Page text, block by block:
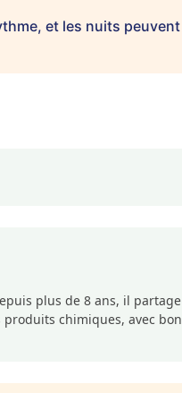
et les nuits peuvent
plus de 8 ans, il partage
produits chimiques, avec bon